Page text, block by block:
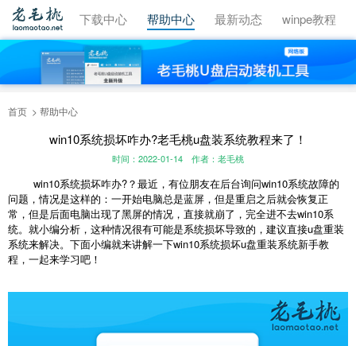
视频教程 下载中心 帮助中心 最新动态 winpe教程
首页 帮助中心
win10系统损坏咋办?老毛桃u盘装系统教程来了！
时间：2022-01-14 作者：老毛桃
win10系统损坏咋办?？最近，有位朋友在后台询问win10系统故障的
问题，情况是这样的：一开始电脑总是蓝屏，但是重启之后就会恢复正
常，但是后面电脑出现了黑屏的情况，直接就崩了，完全进不去win10系
统。就小编分析，这种情况很有可能是系统损坏导致的，建议直接u盘重装
系统来解决。下面小编就来讲解一下win10系统损坏u盘重装系统新手教
程，一起来学习吧！